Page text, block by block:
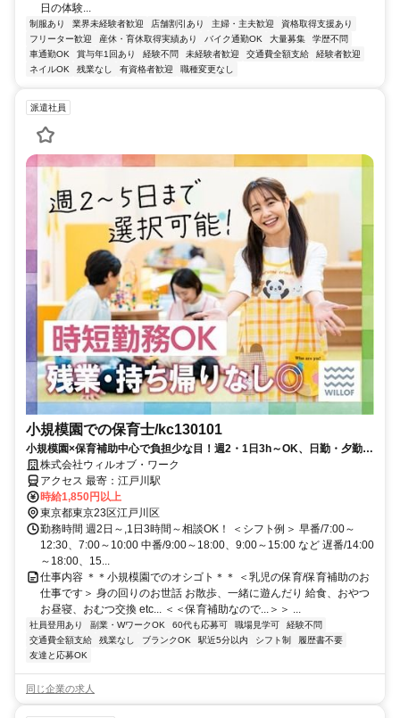
日の体験...
制服あり 業界未経験者歓迎 店舗割引あり 主婦・主夫歓迎
資格取得支援あり
フリーター歓迎
産休・育休取得実績あり バイク通勤OK 大量募集
学歴不問
車通勤OK
賞与年1回あり 経験不問 未経験者歓迎 交通費全額支給
経験者歓迎
ネイルOK
残業なし 有資格者歓迎 職種変更なし
派遣社員
小規模園での保育士/kc130101
小規模園×保育補助中心で負担少な目！週2・1日3h～OK、日勤・夕勤等
の選択可！ミドルシニアも
株式会社ウィルオブ・ワーク
アクセス 最寄：江戸川駅
時給1,850円以上
東京都東京23区江戸川区
勤務時間 週2日～,1日3時間～相談OK！ ＜シフト例＞ 早番/7:00～
12:30、7:00～10:00 中番/9:00～18:00、9:00～15:00 など 遅番/14:00
～18:00、15...
仕事内容 ＊＊小規模園でのオシゴト＊＊ ＜乳児の保育/保育補助のお
仕事です＞ 身の回りのお世話 お散歩、一緒に遊んだり 給食、おやつ
お昼寝、おむつ交換 etc... ＜＜保育補助なので...＞＞ ...
社員登用あり 副業・WワークOK 60代も応募可 職場見学可
経験不問
交通費全額支給
残業なし ブランクOK 駅近5分以内 シフト制
履歴書不要
友達と応募OK
同じ企業の求人